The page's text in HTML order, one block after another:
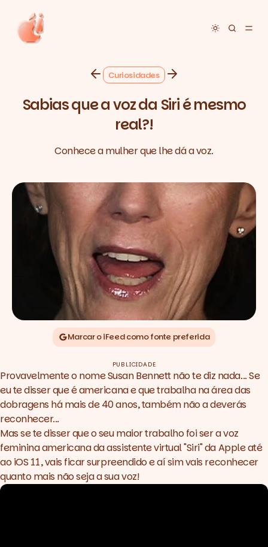
Toggle
Curiosidades
Sabias que a voz da Siri é mesmo
real?!
Conhece a mulher que lhe dá a voz.
Marcar o iFeed como fonte preferida
PUBLICIDADE
Provavelmente o nome Susan Bennett não te diz nada... Se
eu te disser que é americana e que trabalha na área das
dobragens há mais de 40 anos, também não a deverás
reconhecer...
Mas se te disser que o seu maior trabalho foi ser a voz
feminina americana da assistente virtual "Siri" da Apple até
ao iOS 11, vais ficar surpreendido e aí sim vais reconhecer
quanto mais não seja a sua voz!